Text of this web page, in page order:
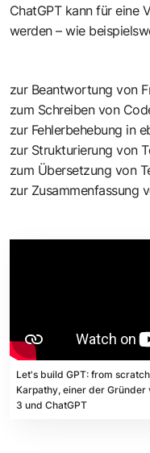
ChatGPT kann für eine
werden – wie
zur Beantwortung von
zum Schreiben von
zur Fehlerbehebung in
zur Strukturierung von
zum Übersetzung von
zur Zusammenfassung
Let's build GPT: from
Karpathy, einer der Gründer
3 und ChatGPT